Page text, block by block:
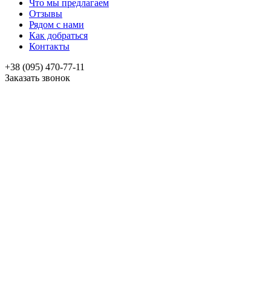
Что мы предлагаем
Отзывы
Рядом с нами
Как добраться
Контакты
+38 (095) 470-77-11
Заказать звонок